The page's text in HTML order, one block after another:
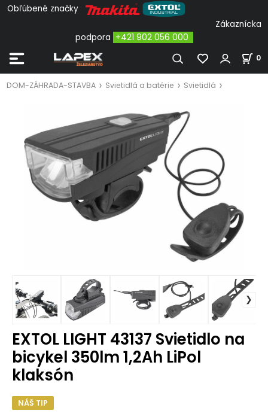
Obľúbené značky
Zákaznícka
podpora +421 902 056 000
0
DOM-ZÁHRADA-STAVBA Svietidlá a batérie Svietidlá
EXTOL LIGHT 43137 Svietidlo na
bicykel 350lm 1,2Ah LiPol
klaksón
NÁŠ TIP